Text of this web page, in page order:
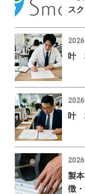
ス
叶
叶
製
徴